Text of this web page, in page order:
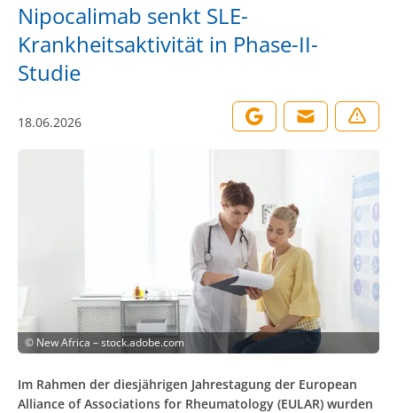
Nipocalimab senkt SLE-
Krankheitsaktivität in Phase-II-
Studie
18.06.2026
© New Africa – stock.adobe.com
Im Rahmen der diesjährigen Jahrestagung der European
Alliance of Associations for Rheumatology (EULAR) wurden